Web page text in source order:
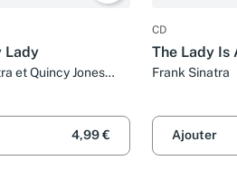
Lady
et Quincy Jones
4,99 €
CD
The Lady Is
Frank Sinatra
Ajouter